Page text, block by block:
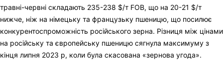
травні-червні складають 235-238 $/т FOB, що на 20-21 $/т
нижче, ніж на німецьку та французьку пшеницю, що посилює
конкурентоспроможність російського зерна. Різниця між цінами
на російську та європейську пшеницю сягнула максимуму з
кінця липня 2023 р, коли була скасована «зернова угода».